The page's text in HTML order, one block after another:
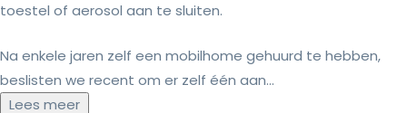
toestel of aerosol aan te sluiten.
Na enkele jaren zelf een mobilhome gehuurd te hebben,
beslisten we recent om er zelf één aan...
Lees meer